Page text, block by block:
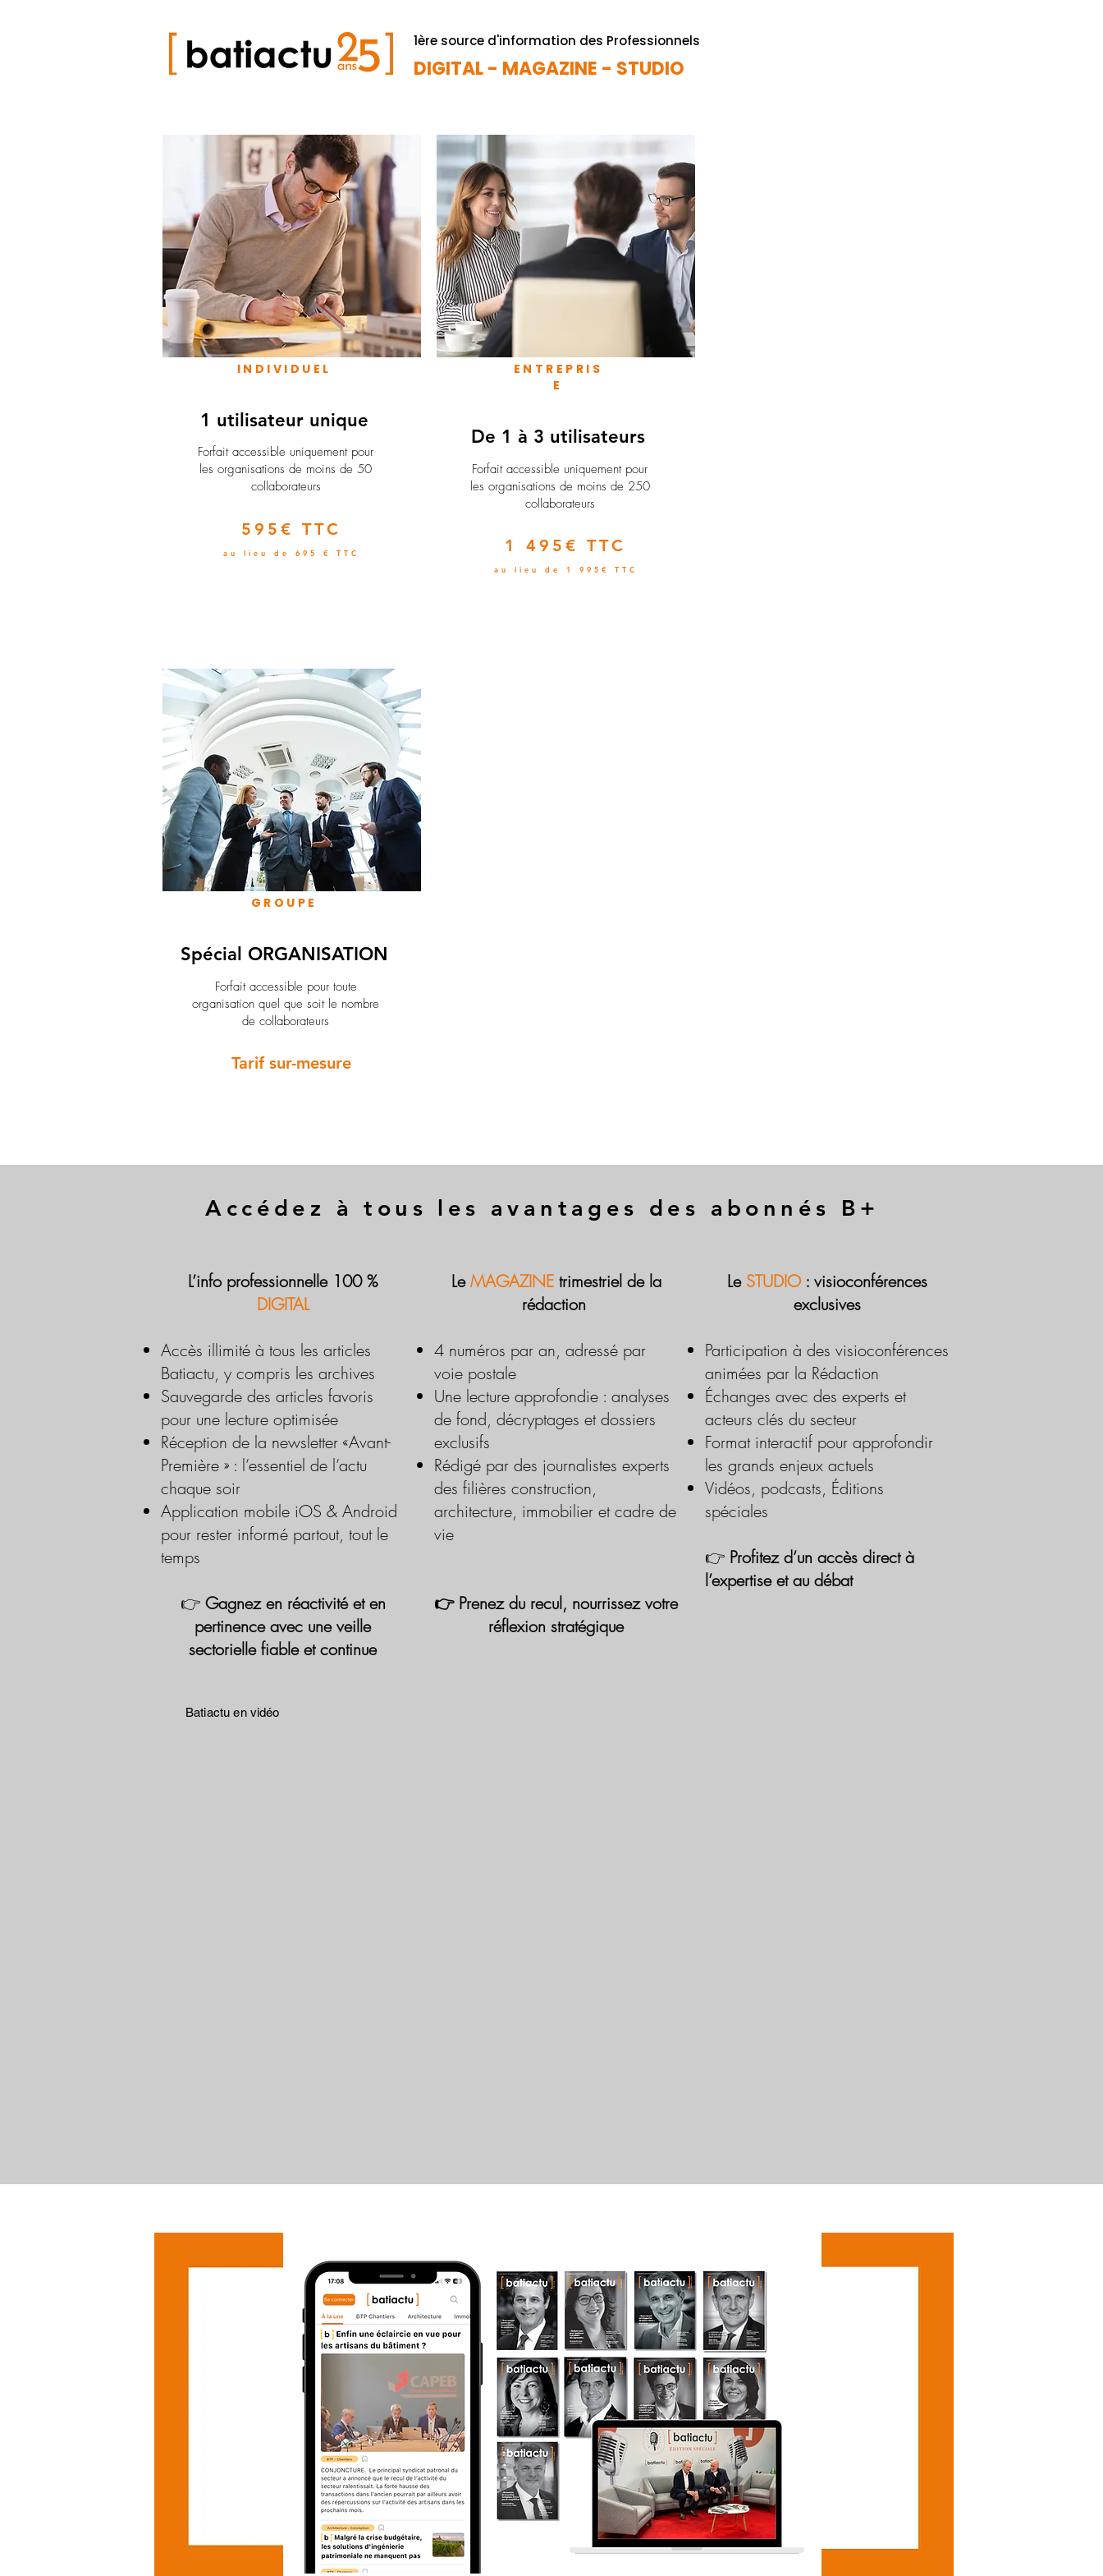
1ère source d'information des Professionnels
DIGITAL - MAGAZINE - STUDIO
INDIVIDUEL
1 utilisateur unique
​Forfait accessible uniquement pour
les organisations de moins de 50
collaborateurs
595€ TTC
au lieu de 695 € TTC
ENTREPRIS
E
De 1 à 3 utilisateurs
Forfait accessible uniquement pour
les organisations de moins de 250
collaborateurs
1 495€ TTC
au lieu de 1 995€ TTC
GROUPE
Spécial ORGANISATION
Forfait accessible pour toute
organisation quel que soit le nombre
de collaborateurs
Tarif sur-mesure
Accédez à tous les avantages des abonnés B+
L’info professionnelle 100 %
DIGITAL
Accès illimité à tous les articles
Batiactu, y compris les archives
Sauvegarde des articles favoris
pour une lecture optimisée
Réception de la newsletter «Avant-
Première » : l’essentiel de l’actu
chaque soir
Application mobile iOS & Android
pour rester informé partout, tout le
temps
👉 Gagnez en réactivité et en
pertinence avec une veille
sectorielle fiable et continue
LeMAGAZINE trimestriel de la
rédaction
4 numéros par an, adressé par
voie postale
Une lecture approfondie : analyses
de fond, décryptages et dossiers
exclusifs
Rédigé par des journalistes experts
des filières construction,
architecture, immobilier et cadre de
vie
👉 Prenez du recul, nourrissez votre
réflexion stratégique
Le STUDIO : visioconférences
exclusives
Participation à des visioconférences
animées par la Rédaction
Échanges avec des experts et
acteurs clés du secteur
Format interactif pour approfondir
les grands enjeux actuels
Vidéos, podcasts, Éditions
spéciales
👉 Profitez d’un accès direct à
l’expertise et au débat
Batiactu en vidéo